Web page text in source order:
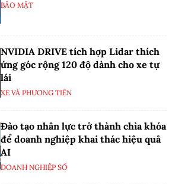
BẢO MẬT
NVIDIA DRIVE tích hợp Lidar thích
ứng góc rộng 120 độ dành cho xe tự
lái
XE VÀ PHƯƠNG TIỆN
Đào tạo nhân lực trở thành chìa khóa
để doanh nghiệp khai thác hiệu quả
AI
DOANH NGHIỆP SỐ